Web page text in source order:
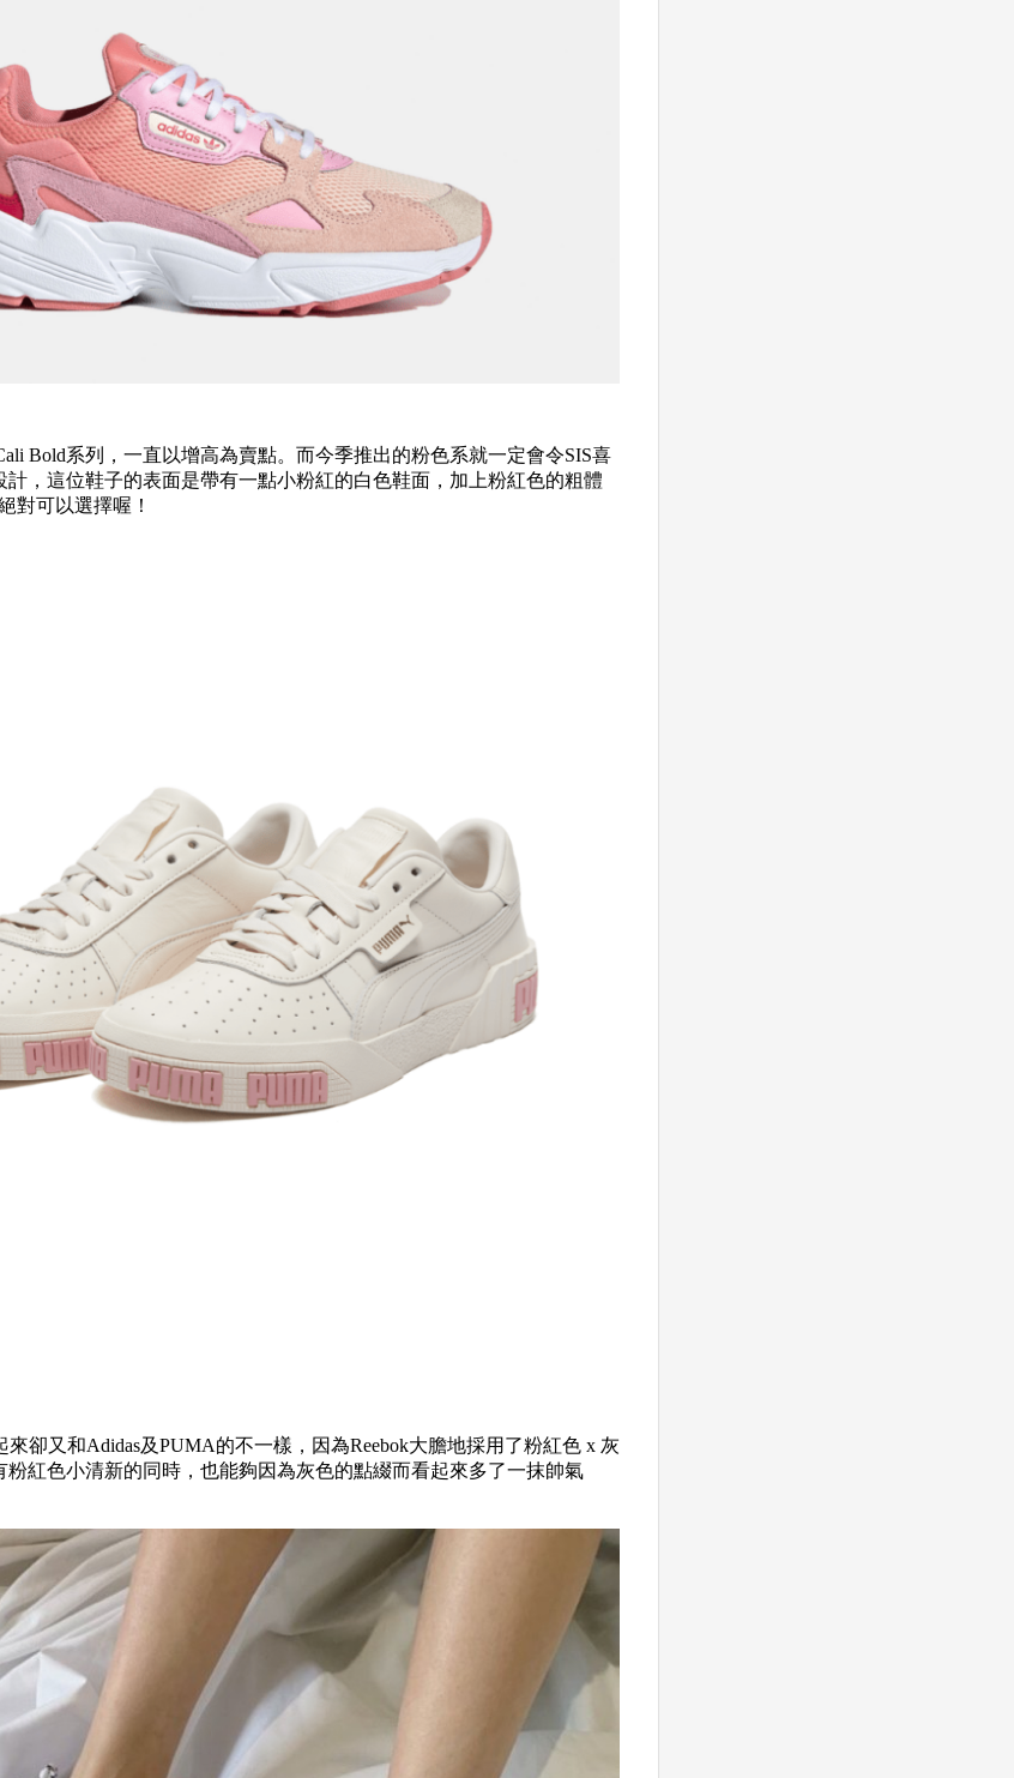
Bold系列，一直以增高為賣點。而今季推出的粉色系就一定會令SIS喜
，這位鞋子的表面是帶有一點小粉紅的白色鞋面，加上粉紅色的粗體
對可以選擇喔！
來卻又和Adidas及PUMA的不一樣，因為Reebok大膽地採用了粉紅色 x 灰
粉紅色小清新的同時，也能夠因為灰色的點綴而看起來多了一抹帥氣